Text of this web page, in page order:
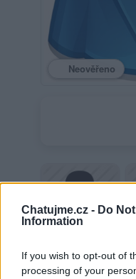
Chatujme.cz - Do
Information
If you wish to opt-out of
processing of your
Neověřeno
nursse